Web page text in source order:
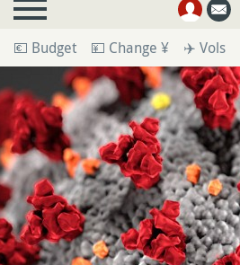
💶 Budget 💴 Change ¥ ✈️ Vols